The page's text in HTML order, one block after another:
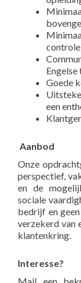
Engelse
Goede
een
Aanbod
Onze
perspectief,
en de
sociale
bedrijf en
verzekerd van
klantenkring.
Interesse?